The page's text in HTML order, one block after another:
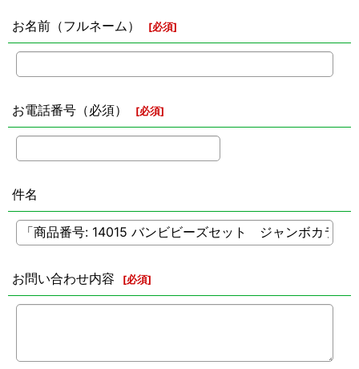
お名前（フルネーム） [必須]
お電話番号（必須） [必須]
件名
お問い合わせ内容 [必須]